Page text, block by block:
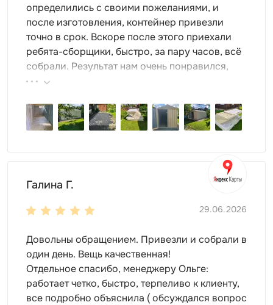
определились с своими пожеланиями, и
после изготовления, контейнер привезли
точно в срок. Вскоре после этого приехали
ребята-сборщики, быстро, за пару часов, всё
собрали. Результат нам очень понравился,
поэтому всем советуем эту фирму.
Галина Г.
29.06.2026
Довольны обращением. Привезли и собрали в
один день. Вещь качественная!
Отдельное спасибо, менеджеру Ольге:
работает четко, быстро, терпеливо к клиенту,
все подробно объяснила ( обсуждался вопрос